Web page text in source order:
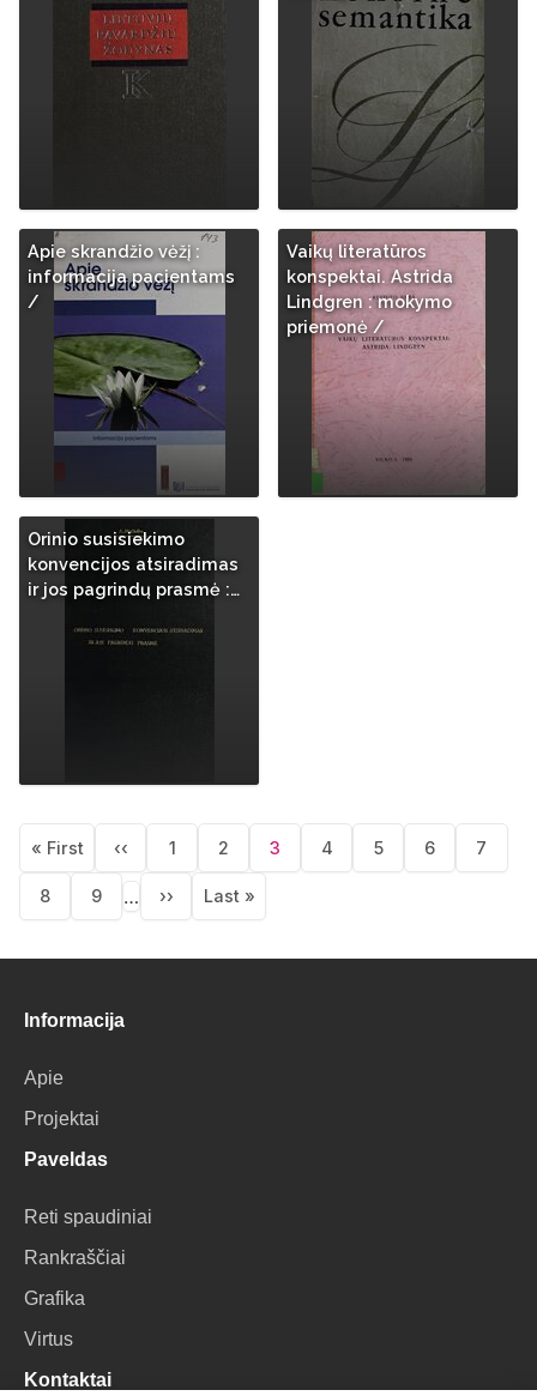
Apie skrandžio vėžį :
informacija pacientams
/
Vaikų literatūros
konspektai. Astrida
Lindgren : mokymo
priemonė /
Orinio susisiekimo
konvencijos atsiradimas
ir jos pagrindų prasmė :…
Pagination
First
page
« First
Previous
page
‹‹
Puslapis
1
Puslapis
2
Current
3
Puslapis
4
Puslapis
5
Puslapis
6 7
Puslapis
8
Puslapis
9 …
Next
››
Last
Last »
Informacija
Apie
Projektai
Paveldas
Reti spaudiniai
Rankraščiai
Grafika
Virtus
Kontaktai